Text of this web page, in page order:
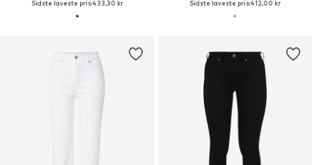
Sidste laveste pris:433,30 kr
Sidste laveste pris:412,00 kr